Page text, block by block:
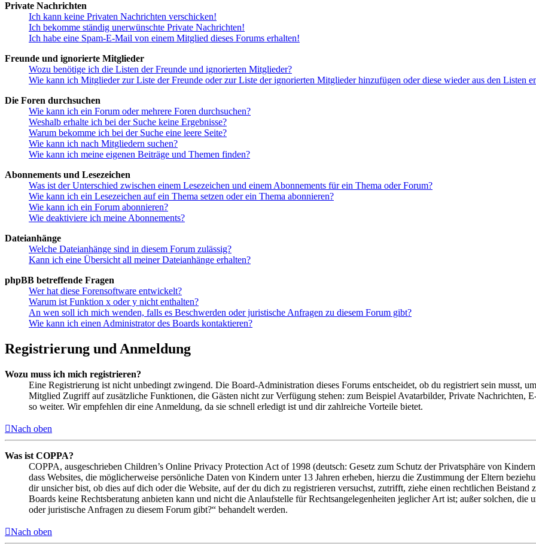
Private Nachrichten
Ich kann keine Privaten Nachrichten verschicken!
Ich bekomme ständig unerwünschte Private Nachrichten!
Ich habe eine Spam-E-Mail von einem Mitglied dieses Forums erhalten!
Freunde und ignorierte Mitglieder
Wozu benötige ich die Listen der Freunde und ignorierten Mitglieder?
Wie kann ich Mitglieder zur Liste der Freunde oder zur Liste der ignorierten Mitglieder hinzufügen oder diese wieder aus den Listen
Die Foren durchsuchen
Wie kann ich ein Forum oder mehrere Foren durchsuchen?
Weshalb erhalte ich bei der Suche keine Ergebnisse?
Warum bekomme ich bei der Suche eine leere Seite?
Wie kann ich nach Mitgliedern suchen?
Wie kann ich meine eigenen Beiträge und Themen finden?
Abonnements und Lesezeichen
Was ist der Unterschied zwischen einem Lesezeichen und einem Abonnements für ein Thema oder Forum?
Wie kann ich ein Lesezeichen auf ein Thema setzen oder ein Thema abonnieren?
Wie kann ich ein Forum abonnieren?
Wie deaktiviere ich meine Abonnements?
Dateianhänge
Welche Dateianhänge sind in diesem Forum zulässig?
Kann ich eine Übersicht all meiner Dateianhänge erhalten?
phpBB betreffende Fragen
Wer hat diese Forensoftware entwickelt?
Warum ist Funktion x oder y nicht enthalten?
An wen soll ich mich wenden, falls es Beschwerden oder juristische Anfragen zu diesem Forum gibt?
Wie kann ich einen Administrator des Boards kontaktieren?
Registrierung und Anmeldung
Wozu muss ich mich registrieren?
Eine Registrierung ist nicht unbedingt zwingend. Die Board-Administration dieses Forums entscheidet, ob du registriert sein musst,
Mitglied Zugriff auf zusätzliche Funktionen, die Gästen nicht zur Verfügung stehen: zum Beispiel Avatarbilder, Private Nachrichten,
so weiter. Wir empfehlen dir eine Anmeldung, da sie schnell erledigt ist und dir zahlreiche Vorteile bietet.
Nach oben
Was ist COPPA?
COPPA, ausgeschrieben Children’s Online Privacy Protection Act of 1998 (deutsch: Gesetz zum Schutz der Privatsphäre von
dass Websites, die möglicherweise persönliche Daten von Kindern unter 13 Jahren erheben, hierzu die Zustimmung der Eltern
dir unsicher bist, ob dies auf dich oder die Website, auf der du dich zu registrieren versuchst, zutrifft, ziehe einen rechtlichen
Boards keine Rechtsberatung anbieten kann und nicht die Anlaufstelle für Rechtsangelegenheiten jeglicher Art ist; außer solchen,
oder juristische Anfragen zu diesem Forum gibt?“ behandelt werden.
Nach oben